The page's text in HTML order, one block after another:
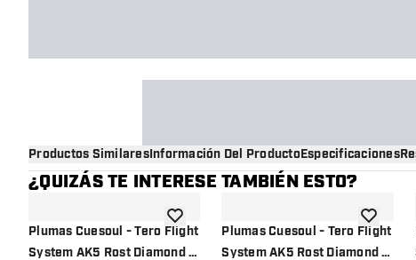
Productos SimilaresInformación Del ProductoEspecificaciones
¿QUIZÁS TE INTERESE TAMBIÉN ESTO?
Plumas Cuesoul - Tero Flight
System AK5 Rost Diamond -
añadir a la lista de deseos
Plumas Cuesoul - Tero Flight
System AK5 Rost Diamond -
añadir a